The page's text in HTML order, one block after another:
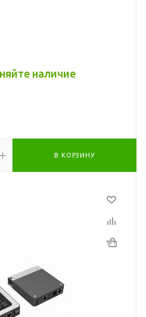
наличие
В КОРЗИНУ